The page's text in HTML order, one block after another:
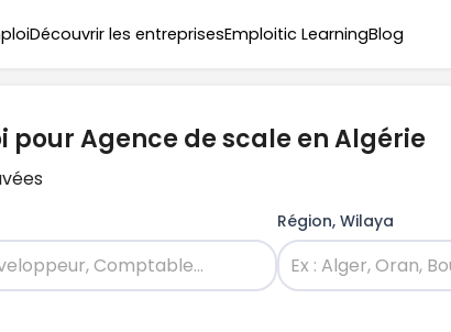
Découvrir les entreprisesEmploitic LearningBlog
pour Agence de scale en Algérie
Région, Wilaya